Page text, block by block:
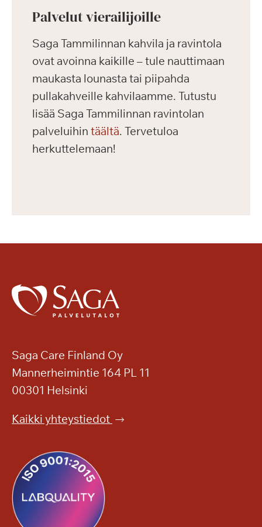
Palvelut vierailijoille
Saga Tammilinnan kahvila ja ravintola
ovat avoinna kaikille – tule nauttimaan
maukasta lounasta tai piipahda
pullakahveille kahvilaamme. Tutustu
lisää Saga Tammilinnan ravintolan
palveluihin täältä. Tervetuloa
herkuttelemaan!
Saga Care Finland Oy
Mannerheimintie 164 PL 11
00301 Helsinki
Kaikki yhteystiedot